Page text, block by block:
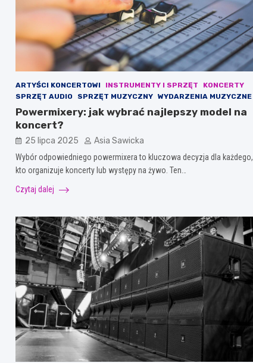
ARTYŚCI KONCERTOWI INSTRUMENTY I SPRZĘT
KONCERTY
SPRZĘT AUDIO
SPRZĘT MUZYCZNY WYDARZENIA MUZYCZNE
Powermixery: jak wybrać najlepszy model na
koncert?
25 lipca 2025 Asia Sawicka
Wybór odpowiedniego powermixera to kluczowa decyzja dla każdego,
kto organizuje koncerty lub występy na żywo. Ten…
Czytaj dalej